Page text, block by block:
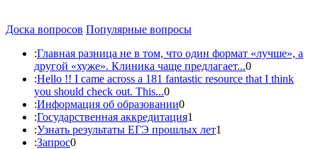
Доска вопросов Популярные вопросы
:Главная разница не в том, что один формат «лучше», а
другой «хуже». Клиника чаще предлагает...0
:Hello !! I came across a 181 fantastic resource that I think
you should check out. This...0
:Информация об образовании0
:Государственная аккредитация1
:Узнать результаты ЕГЭ прошлых лет1
:Запрос0